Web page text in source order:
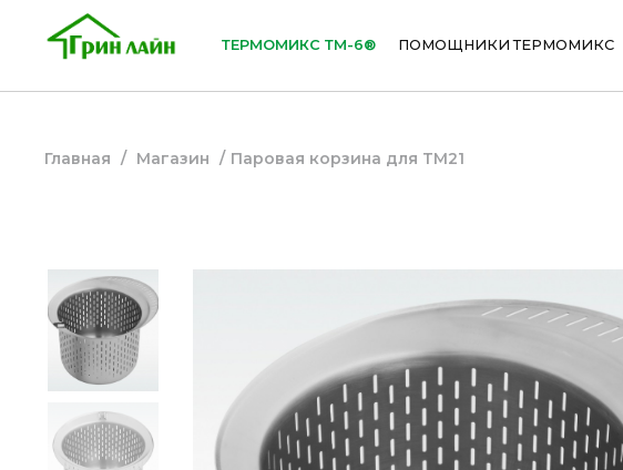
ТЕРМОМИКС ТМ-6® ПОМОЩНИКИ ТЕРМОМИКС
Главная / Магазин / Паровая корзина для ТМ21